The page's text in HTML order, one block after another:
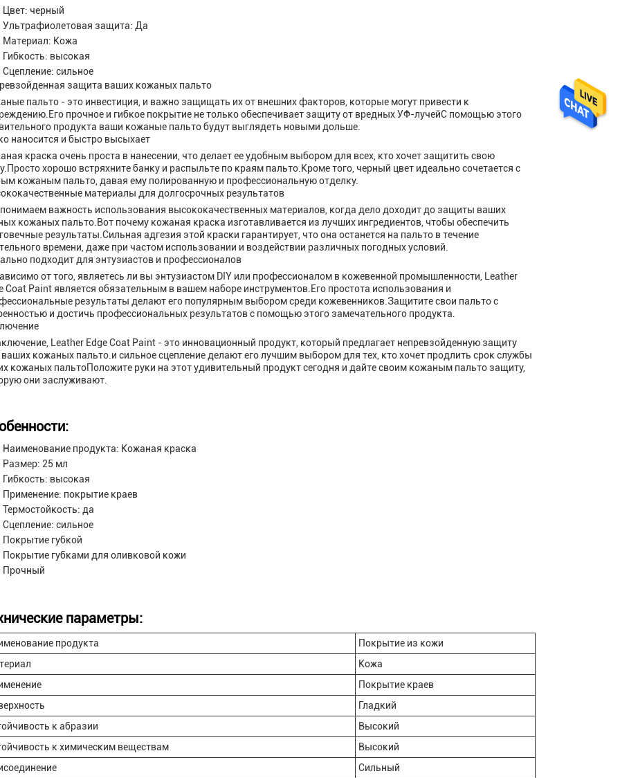
Цвет: черный
Ультрафиолетовая защита: Да
Материал: Кожа
Гибкость: высокая
Сцепление: сильное
защита ваших кожаных пальто
пальто - это инвестиция, и важно защищать их от внешних факторов, которые могут привести к
прочное и гибкое покрытие не только обеспечивает защиту от вредных УФ-лучейС помощью этого
продукта ваши кожаные пальто будут выглядеть новыми дольше.
наносится и быстро высыхает
краска очень проста в нанесении, что делает ее удобным выбором для всех, кто хочет защитить свою
хорошо встряхните банку и распыльте по краям пальто.Кроме того, черный цвет идеально сочетается с
кожаным пальто, давая ему полированную и профессиональную отделку.
материалы для долгосрочных результатов
важность использования высококачественных материалов, когда дело доходит до защиты ваших
кожаных пальто.Вот почему кожаная краска изготавливается из лучших ингредиентов, чтобы обеспечить
результаты.Сильная адгезия этой краски гарантирует, что она останется на пальто в течение
времени, даже при частом использовании и воздействии различных погодных условий.
подходит для энтузиастов и профессионалов
от того, являетесь ли вы энтузиастом DIY или профессионалом в кожевенной промышленности, Leather
Coat Paint является обязательным в вашем наборе инструментов.Его простота использования и
результаты делают его популярным выбором среди кожевенников.Защитите свои пальто с
и достичь профессиональных результатов с помощью этого замечательного продукта.
Leather Edge Coat Paint - это инновационный продукт, который предлагает непревзойденную защиту
кожаных пальто.и сильное сцепление делают его лучшим выбором для тех, кто хочет продлить срок службы
кожаных пальтоПоложите руки на этот удивительный продукт сегодня и дайте своим кожаным пальто защиту,
они заслуживают.
Наименование продукта: Кожаная краска
Размер: 25 мл
Гибкость: высокая
Применение: покрытие краев
Термостойкость: да
Сцепление: сильное
Покрытие губкой
Покрытие губками для оливковой кожи
Прочный
параметры:
продукта
Покрытие из кожи
Кожа
Покрытие краев
Гладкий
к абразии
Высокий
к химическим веществам
Высокий
Сильный